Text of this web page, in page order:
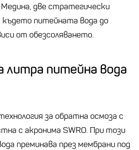
две стратегически
където питейната вода до
от обезсоляването.
литра питейна вода
за обратна осмоза с
с акронима SWRO. При този
преминава през мембрани под